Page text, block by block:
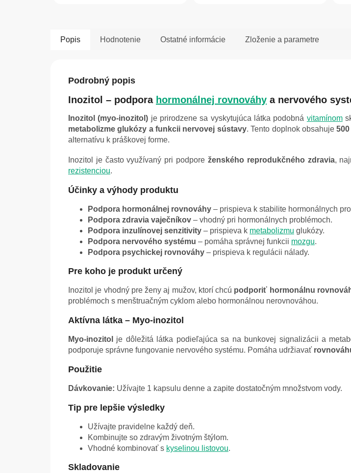
Popis Hodnotenie Ostatné informácie Zloženie a parametre
Podrobný popis
Inozitol – podpora hormonálnej rovnováhy a nervového
Inozitol (myo-inozitol) je prirodzene sa vyskytujúca látka podobná vitamínom
metabolizme glukózy a funkcii nervovej sústavy. Tento doplnok obsahuje
alternatívu k práškovej forme.
Inozitol je často využívaný pri podpore ženského reprodukčného zdravia,
rezistenciou.
Účinky a výhody produktu
Podpora hormonálnej rovnováhy – prispieva k stabilite hormonálnych
Podpora zdravia vaječníkov – vhodný pri hormonálnych problémoch.
Podpora inzulínovej senzitivity – prispieva k metabolizmu glukózy.
Podpora nervového systému – pomáha správnej funkcii mozgu.
Podpora psychickej rovnováhy – prispieva k regulácii nálady.
Pre koho je produkt určený
Inozitol je vhodný pre ženy aj mužov, ktorí chcú podporiť hormonálnu
problémoch s menštruačným cyklom alebo hormonálnou nerovnováhou.
Aktívna látka – Myo-inozitol
Myo-inozitol je dôležitá látka podieľajúca sa na bunkovej signalizácii a
podporuje správne fungovanie nervového systému. Pomáha udržiavať
Použitie
Dávkovanie: Užívajte 1 kapsulu denne a zapite dostatočným množstvom vody.
Tip pre lepšie výsledky
Užívajte pravidelne každý deň.
Kombinujte so zdravým životným štýlom.
Vhodné kombinovať s kyselinou listovou.
Skladovanie